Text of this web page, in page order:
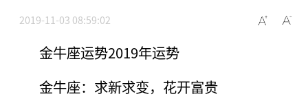
2019-11-03 08:59:02
金牛座运势2019年运势
金牛座：求新求变，花开富贵